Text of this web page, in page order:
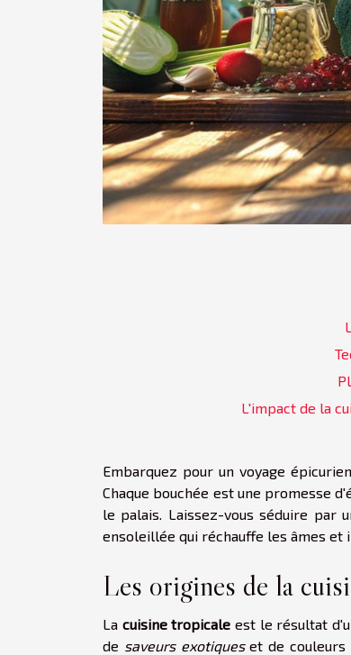
L'impact de la
Embarquez pour un voyage
Chaque bouchée est une promesse
le palais. Laissez-vous séduire par
ensoleillée qui réchauffe les âmes et
Les origines de la
La cuisine tropicale est le résultat
de saveurs exotiqueset de couleurs